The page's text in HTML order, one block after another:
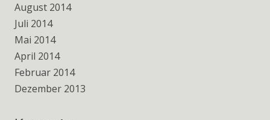
August 2014
Juli 2014
Mai 2014
April 2014
Februar 2014
Dezember 2013